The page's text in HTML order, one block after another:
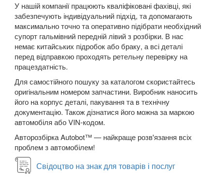
Mustang Mach-E
S-Max Mk1 (CA1)
S-Max Mk2
Transit V
Transit VI (V347/V348)
Transit VII
Transit Connect Mk1 (V227, TC7, PU2)
Transit Connect Mk2
Transit Courier Mk1
У нашій компанії працюють кваліфіковані фахівці, які
забезпечують індивідуальний підхід, та допомагають
максимально точно та оперативно підібрати необхідний
супорт гальмівний передній лівий з розбірки. В нас
немає китайських підробок або браку, а всі деталі
перед відправкою проходять ретельну перевірку на
працездатність.
Для самостійного пошуку за каталогом скористайтесь
оригінальним номером запчастини. Виробник наносить
його на корпус деталі, пакування та в технічну
документацію. Також дізнатися його можна за маркою
автомобіля або VIN-кодом.
Авторозбірка Autobot™ — найкраще розв'язання всіх
проблем з автомобілем!
Свідоцтво на знак для товарів і послуг